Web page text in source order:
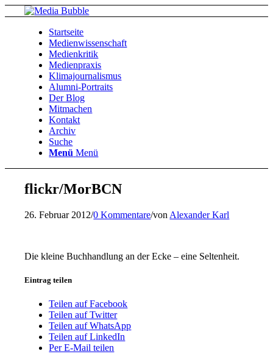
Startseite
Medienwissenschaft
Medienkritik
Medienpraxis
Klimajournalismus
Alumni-Portraits
Der Blog
Mitmachen
Kontakt
Archiv
Suche
Menü Menü
flickr/MorBCN
26. Februar 2012/0 Kommentare/von Alexander Karl
Die kleine Buchhandlung an der Ecke – eine Seltenheit.
Eintrag teilen
Teilen auf Facebook
Teilen auf Twitter
Teilen auf WhatsApp
Teilen auf LinkedIn
Per E-Mail teilen